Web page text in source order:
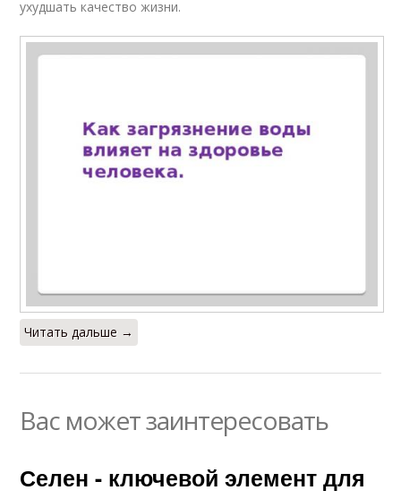
ухудшать качество жизни.
Читать дальше →
Вас может заинтересовать
Селен - ключевой элемент для